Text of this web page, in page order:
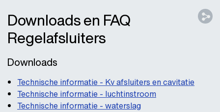
Downloads en FAQ
Regelafsluiters
Downloads
Technische informatie - Kv afsluiters en cavitatie
Technische informatie - luchtinstroom
Technische informatie - waterslag